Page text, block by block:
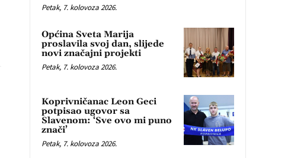
Petak, 7. kolovoza 2026.
Općina Sveta Marija
proslavila svoj dan, slijede
novi značajni projekti
Petak, 7. kolovoza 2026.
Koprivničanac Leon Geci
potpisao ugovor sa
Slavenom: ‘Sve ovo mi puno
znači’
Petak, 7. kolovoza 2026.